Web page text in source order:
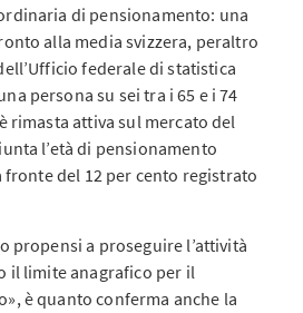
di pensionamento: una
alla media svizzera, peraltro
federale di statistica
persona su sei tra i 65 e i 74
rimasta attiva sul mercato del
l’età di pensionamento
fronte del 12 per cento registrato
propensi a proseguire l’attività
il limite anagrafico per il
è quanto conferma anche la